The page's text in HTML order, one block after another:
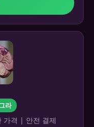
라
가격 | 안전 결제